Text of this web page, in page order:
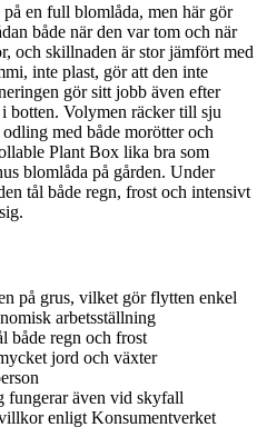
en full blomlåda, men här gör
både när den var tom och när
och skillnaden är stor jämfört med
inte plast, gör att den inte
gör sitt jobb även efter
botten. Volymen räcker till sju
med både morötter och
Plant Box lika bra som
blomlåda på gården. Under
tål både regn, frost och intensivt
på grus, vilket gör flytten enkel
arbetsställning
både regn och frost
jord och växter
fungerar även vid skyfall
enligt Konsumentverket